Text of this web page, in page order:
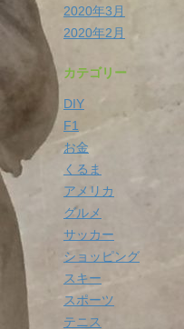
2020年3月
2020年2月
カテゴリー
DIY
F1
お金
くるま
アメリカ
グルメ
サッカー
ショッピング
スキー
スポーツ
テニス